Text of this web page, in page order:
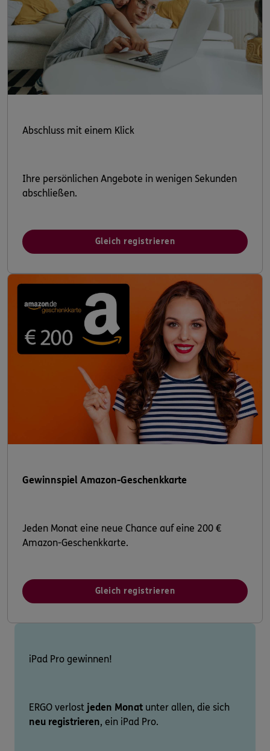
Abschluss mit einem Klick
Ihre persönlichen Angebote in wenigen Sekunden
abschließen.
Gleich registrieren
Gewinnspiel Amazon-Geschenkkarte
Jeden Monat eine neue Chance auf eine 200 €
Amazon-Geschenkkarte.
Gleich registrieren
iPad Pro gewinnen!
ERGO verlost jeden Monat unter allen, die sich
neu registrieren, ein iPad Pro.